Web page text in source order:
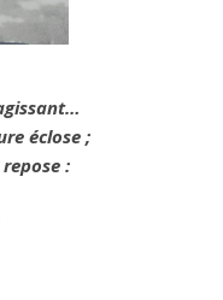
éclose ;
: